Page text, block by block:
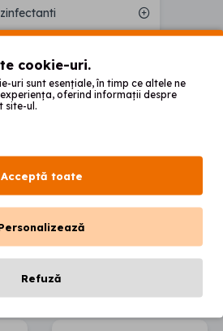
mask
cookie-uri.
uri sunt esențiale, în timp ce altele ne
oferind informații despre
site-ul.
Acceptă toate
Refuză